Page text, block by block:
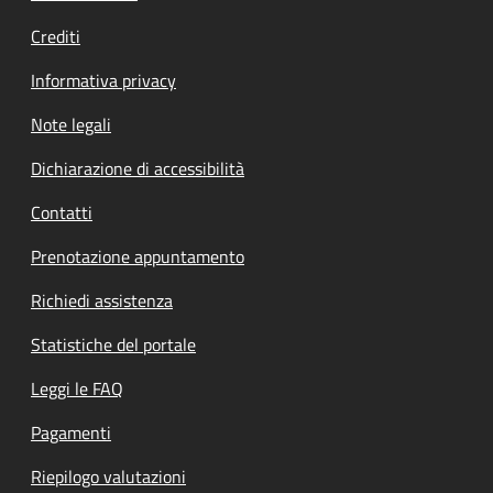
Crediti
Informativa privacy
Note legali
Dichiarazione di accessibilità
Contatti
Prenotazione appuntamento
Richiedi assistenza
Statistiche del portale
Leggi le FAQ
Pagamenti
Riepilogo valutazioni